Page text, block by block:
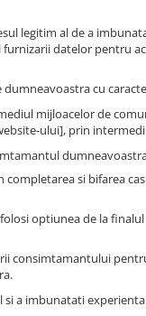
legitim al de a
datelor pentru
cu
mijloacelor de
ului], prin
si bifarea
optiunea de la
consimtamantului
a imbunatati